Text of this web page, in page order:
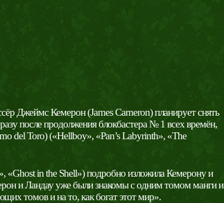
Джеймс Кемерон (James Cameron) планирует снять
после продолжения блокбастера № 1 всех времён,
del Toro) («Hellboy», «Pan’s Labyrinth», «The
«Ghost in the Shell») подробно изложила Кемерону и
и Ландау уже были знакомы с одним томом манги и
томов и на то, как богат этот мир».